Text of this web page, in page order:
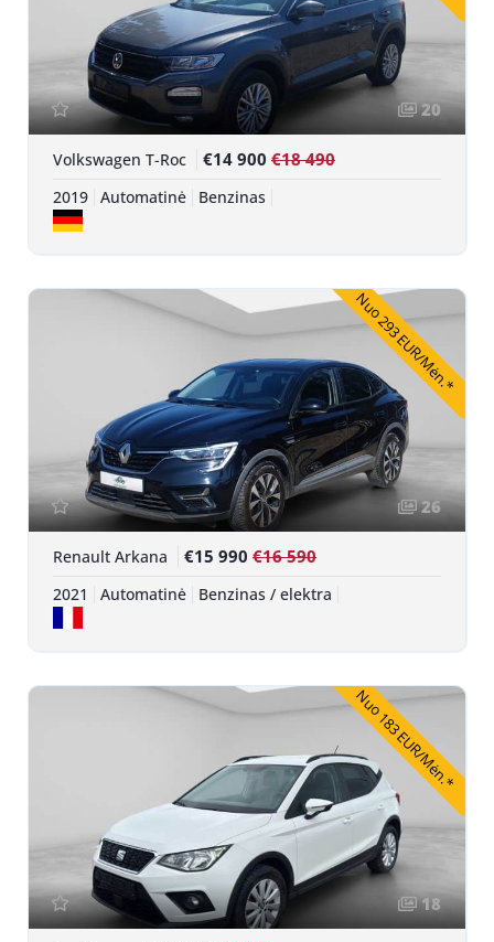
20
Volkswagen T-Roc €14 900 €18 490
2019 Automatinė Benzinas
Nuo 293 EUR/Mėn.*
26
Renault Arkana €15 990 €16 590
2021 Automatinė Benzinas / elektra
Nuo 183 EUR/Mėn.*
18